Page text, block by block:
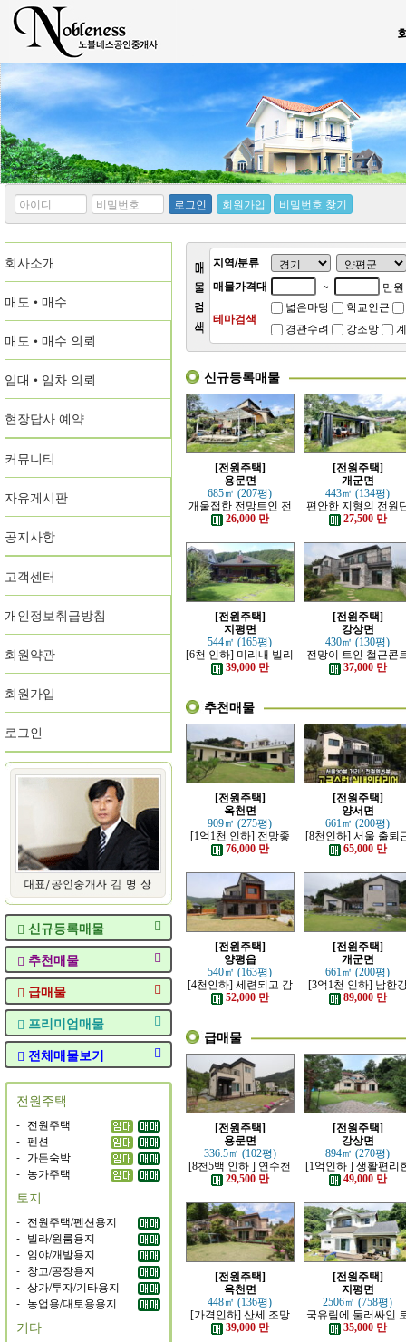
*
아
디
*
비
번
로그인 회원가입 비밀번호 찾기
회사소개
매도 • 매수
매도 • 매수 의뢰
임대 • 임차 의뢰
현장답사 예약
커뮤니티
자유게시판
공지사항
고객센터
개인정보취급방침
회원약관
회원가입
로그인
신규등록매물
추천매물
급매물
프리미엄매물
전체매물보기
전원주택
- 전원주택
- 펜션
- 가든숙박
- 농가주택
토지
- 전원주택/펜션용지
- 빌라/원룸용지
- 임야/개발용지
- 창고/공장용지
- 상가/투자/기타용지
- 농업용/대토용용지
기타
지역/분류
매물가격대
~ 만원
테마검색
넓은마당 학교인근
경관수려
강조망
신규등록매물
[전원주택]
용문면
685㎡ (207평)
개울접한 전망트인 전
원주택
26,000 만
[전원주택]
개군면
443㎡ (134평)
편안한 지형의 전원
지 내의 주택
27,500 만
[전원주택]
지평면
544㎡ (165평)
[6천 인하] 미리내 빌리
지에 위치한 전원주택
39,000 만
[전원주택]
강상면
430㎡ (130평)
전망이 트인 철근콘
리트 신축 주택
37,000 만
추천매물
[전원주택]
옥천면
909㎡ (275평)
[1억1천 인하] 전망좋
고 력셔리한 단층 철콘
전원주택
76,000 만
[전원주택]
양서면
661㎡ (200평)
[8천인하] 서울 출퇴
가능한 잘 지은 고급
65,000 만
[전원주택]
양평읍
540㎡ (163평)
[4천인하] 세련되고 감
각적인 모던한 전원주
52,000 만
[전원주택]
개군면
661㎡ (200평)
[3억1천 인하] 남한
조망 좋은 모던한 고
전원주택
89,000 만
급매물
[전원주택]
용문면
336.5㎡ (102평)
[8천5백 인하 ] 연수천
가까운 튼튼하게 잘지
은 전원주택
29,500 만
[전원주택]
강상면
894㎡ (270평)
[1억인하 ] 생활편리
정남향의 관리 잘된
49,000 만
[전원주택]
옥천면
448㎡ (136평)
[가격인하] 산세 조망
좋은 남향 전원주택
39,000 만
[전원주택]
지평면
2506㎡ (758평)
국유림에 둘러싸인
지 넓은 전원주택
35,000 만